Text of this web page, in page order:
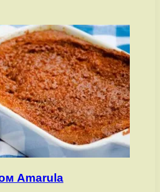
Amarula